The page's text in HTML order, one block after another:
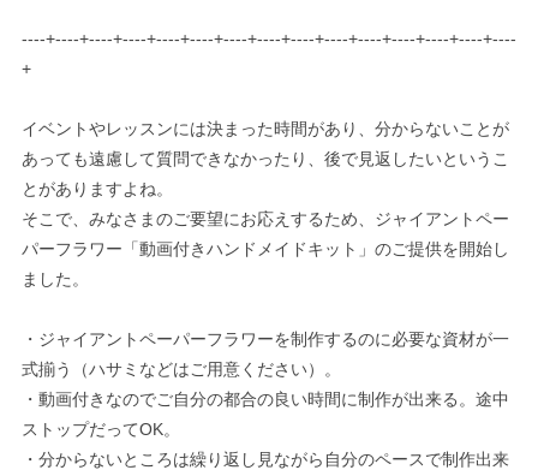
----+----+----+----+----+----+----+----+----+----+----+----+----+----+----
+
イベントやレッスンには決まった時間があり、分からないことが
あっても遠慮して質問できなかったり、後で見返したいというこ
とがありますよね。
そこで、みなさまのご要望にお応えするため、ジャイアントペー
パーフラワー「動画付きハンドメイドキット」のご提供を開始し
ました。
・ジャイアントペーパーフラワーを制作するのに必要な資材が一
式揃う（ハサミなどはご用意ください）。
・動画付きなのでご自分の都合の良い時間に制作が出来る。途中
ストップだってOK。
・分からないところは繰り返し見ながら自分のペースで制作出来